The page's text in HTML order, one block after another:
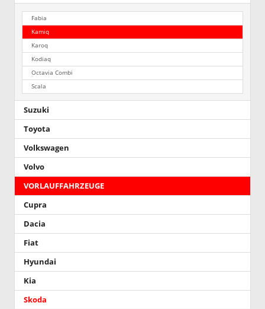
Fabia
Kamiq
Karoq
Kodiaq
Octavia Combi
Scala
Suzuki
Toyota
Volkswagen
Volvo
VORLAUFFAHRZEUGE
Cupra
Dacia
Fiat
Hyundai
Kia
Skoda